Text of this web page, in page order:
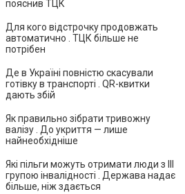
пояснив ТЦК
Для кого відстрочку продовжать
автоматично . ТЦК більше не
потрібен
Де в Україні повністю скасували
готівку в транспорті . QR-квитки
дають збій
Як правильно зібрати тривожну
валізу . До укриття — лише
найнеобхідніше
Які пільги можуть отримати люди з III
групою інвалідності . Держава надає
більше, ніж здається